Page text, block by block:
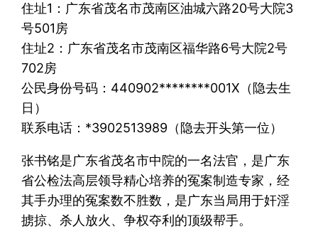
住址1：广东省茂名市茂南区油城六路20号大院3
号501房
住址2：广东省茂名市茂南区福华路6号大院2号
702房
公民身份号码：440902********001X（隐去生
日）
联系电话：*3902513989（隐去开头第一位）
张书铭是广东省茂名市中院的一名法官，是广东
省公检法高层领导精心培养的冤案制造专家，经
其手办理的冤案数不胜数，是广东当局用于奸淫
掳掠、杀人放火、争权夺利的顶级帮手。